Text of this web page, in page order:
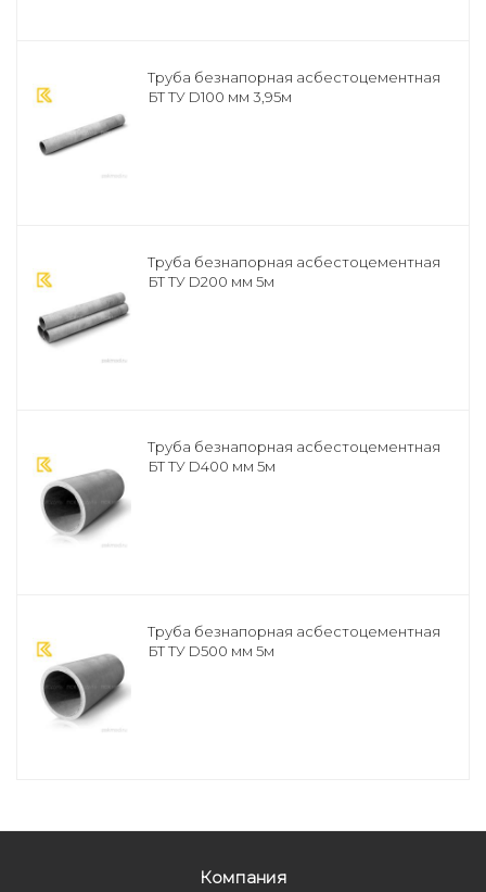
Труба безнапорная асбестоцементная
БТ ТУ D100 мм 3,95м
Труба безнапорная асбестоцементная
БТ ТУ D200 мм 5м
Труба безнапорная асбестоцементная
БТ ТУ D400 мм 5м
Труба безнапорная асбестоцементная
БТ ТУ D500 мм 5м
Компания